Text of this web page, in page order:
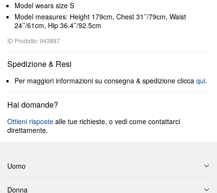
Model wears size S
Model measures: Height 179cm, Chest 31’’/79cm, Waist
24’’/61cm, Hip 36.4’’/92.5cm
ID Prodotto: 943887
Spedizione & Resi
Per maggiori informazioni su consegna & spedizione clicca qui.
Hai domande?
Ottieni risposte alle tue richieste, o vedi come contattarci
direttamente.
Uomo
Donna